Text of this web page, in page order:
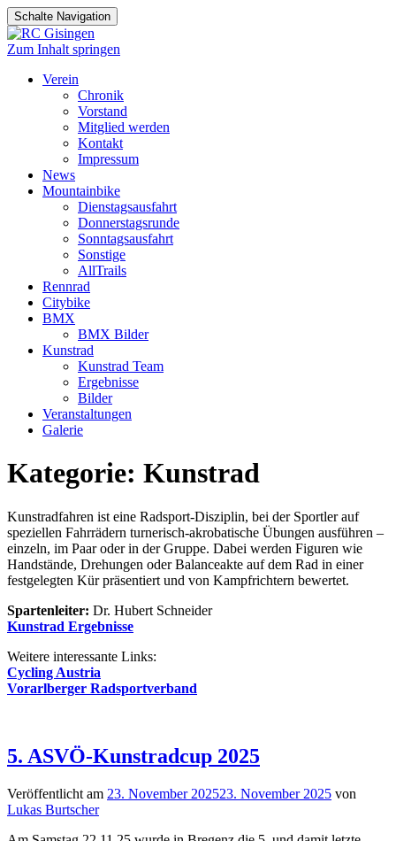
Schalte Navigation
Zum Inhalt springen
Verein
Chronik
Vorstand
Mitglied werden
Kontakt
Impressum
News
Mountainbike
Dienstagsausfahrt
Donnerstagsrunde
Sonntagsausfahrt
Sonstige
AllTrails
Rennrad
Citybike
BMX
BMX Bilder
Kunstrad
Kunstrad Team
Ergebnisse
Bilder
Veranstaltungen
Galerie
Kategorie: Kunstrad
Kunstradfahren ist eine Radsport-Disziplin, bei der Sportler auf
speziellen Fahrrädern turnerisch-akrobatische Übungen ausführen –
einzeln, im Paar oder in der Gruppe. Dabei werden Figuren wie
Handstände, Drehungen oder Balanceakte auf dem Rad in einer
festgelegten Kür präsentiert und von Kampfrichtern bewertet.
Spartenleiter: Dr. Hubert Schneider
Kunstrad Ergebnisse
Weitere interessante Links:
Cycling Austria
Vorarlberger Radsportverband
5. ASVÖ-Kunstradcup 2025
Veröffentlicht am 23. November 202523. November 2025 von
Lukas Burtscher